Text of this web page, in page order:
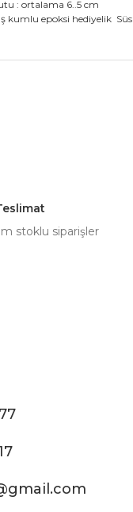
: ortalama 6..5 cm
kumlu epoksi hediyelik Süs
sitelerden daha pahalı.
stoklu siparişler